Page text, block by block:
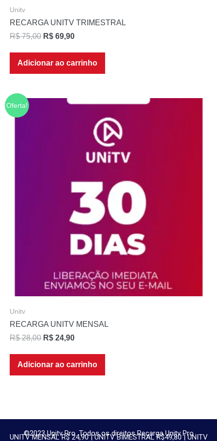
Unitv
RECARGA UNITV TRIMESTRAL
R$75,00 R$ 69,90
Adicionar ao carrinho
Oferta!
Unitv
RECARGA UNITV MENSAL
R$28,00 R$ 24,90
Adicionar ao carrinho
©2023 Unitv Pro. Todos os direitos Recarga Unitv Pro
UNITV MENSAL R$ 24,90 | UNITV BIMESTRAL R$49,80 | UNITV